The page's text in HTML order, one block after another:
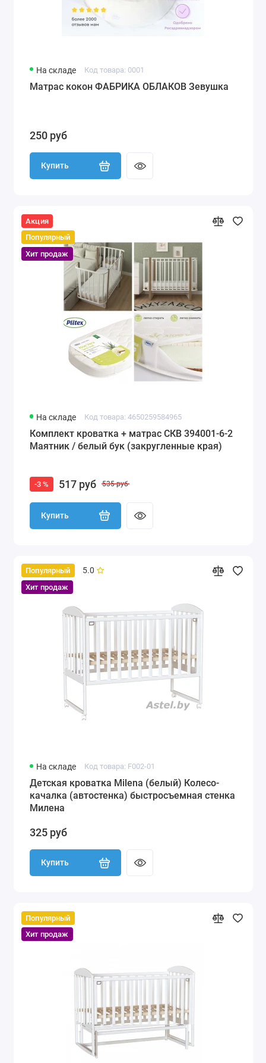
На складе Код товара: 0001
Матрас кокон ФАБРИКА ОБЛАКОВ Зевушка
250 руб
Купить
Акция
Популярный
Хит продаж
На складе Код товара: 4650259584965
Комплект кроватка + матрас СКВ 394001-6-2
Маятник / белый бук (закругленные края)
-3 % 517 руб 535 руб
Купить
Популярный
Хит продаж
5.0
На складе Код товара: F002-01
Детская кроватка Milena (белый) Колесо-
качалка (автостенка) быстросъемная стенка
Милена
325 руб
Купить
Популярный
Хит продаж